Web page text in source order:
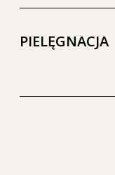
PIELĘGNACJA